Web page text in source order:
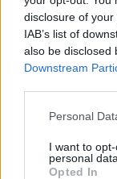
disclosure of
IAB’s list of
also be disclosed
Downstream
Personal
I want to
personal data.
Opted In